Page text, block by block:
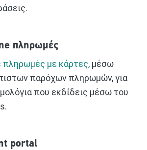
πληρωμές
πληρωμές με κάρτες, μέσω
παρόχων πληρωμών, για
που εκδίδεις μέσω του
portal